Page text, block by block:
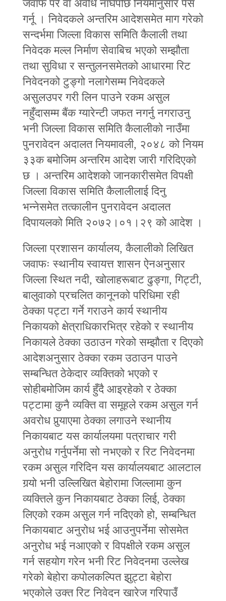
जवाफ परे वा अवधि नाघेपछि नियमानुसार पेस
गर्नू । निवेदकले अन्तरिम आदेशसमेत माग गरेको
सन्दर्भमा जिल्ला विकास समिति कैलाली तथा
निवेदक मल्ल निर्माण सेवाबिच भएको सम्झौता
तथा सुविधा र सन्तुलनसमेतको आधारमा रिट
निवेदनको टुङ्गो नलागेसम्म निवेदकले
असुलउपर गरी लिन पाउने रकम असुल
नहुँदासम्म बैंक ग्यारेन्टी जफत नगर्नु नगराउनु
भनी जिल्ला विकास समिति कैलालीको नाउँमा
पुनरावेदन अदालत नियमावली, २०४८ को नियम
३३क बमोजिम अन्तरिम आदेश जारी गरिदिएको
छ । अन्तरिम आदेशको जानकारीसमेत विपक्षी
जिल्ला विकास समिति कैलालीलाई दिनु
भन्नेसमेत तत्कालीन पुनरावेदन अदालत
दिपायलको मिति २०७२।०१।२९ को आदेश ।
जिल्ला प्रशासन कार्यालय, कैलालीको लिखित
जवाफः स्थानीय स्वायत्त शासन ऐनअनुसार
जिल्ला स्थित नदी, खोलाहरूबाट ढुङ्गा, गिट्टी,
बालुवाको प्रचलित कानूनको परिधिमा रही
ठेक्का पट्टा गर्ने गराउने कार्य स्थानीय
निकायको क्षेत्राधिकारभित्र रहेको र स्थानीय
निकायले ठेक्का उठाउन गरेको सम्झौता र दिएको
आदेशअनुसार ठेक्का रकम उठाउन पाउने
सम्बन्धित ठेकेदार व्यक्तिको भएको र
सोहीबमोजिम कार्य हुँदै आइरहेको र ठेक्का
पट्टामा कुनै व्यक्ति वा समूहले रकम असुल गर्न
अवरोध पुर्‍याएमा ठेक्का लगाउने स्थानीय
निकायबाट यस कार्यालयमा पत्राचार गरी
अनुरोध गर्नुपर्नेमा सो नभएको र रिट निवेदनमा
रकम असुल गरिदिन यस कार्यालयबाट आलटाल
गर्‍यो भनी उल्लिखित बेहोरामा जिल्लामा कुन
व्यक्तिले कुन निकायबाट ठेक्का लिई, ठेक्का
लिएको रकम असुल गर्न नदिएको हो, सम्बन्धित
निकायबाट अनुरोध भई आउनुपर्नेमा सोसमेत
अनुरोध भई नआएको र विपक्षीले रकम असुल
गर्न सहयोग गरेन भनी रिट निवेदनमा उल्लेख
गरेको बेहोरा कपोलकल्पित झुट्टा बेहोरा
भएकोले उक्त रिट निवेदन खारेज गरिपाउँ